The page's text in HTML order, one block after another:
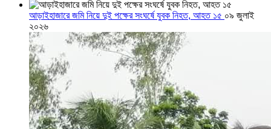
আড়াইহাজারে জমি নিয়ে দুই পক্ষের সংঘর্ষে যুবক নিহত, আহত ১৫ ০৯ জুলাই
২০২৬